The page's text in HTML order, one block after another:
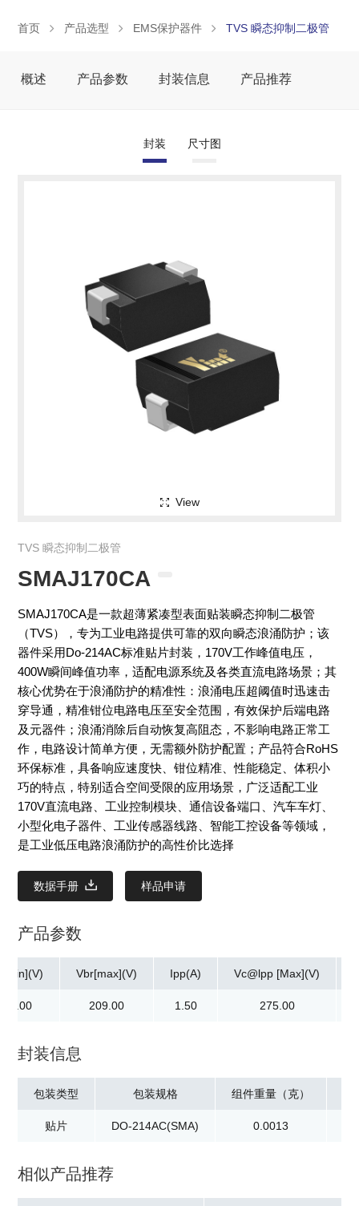
首页 产品选型 EMS保护器件 TVS 瞬态抑制二极管
概述 产品参数 封装信息 产品推荐
封装 尺寸图
View
TVS 瞬态抑制二极管
SMAJ170CA
SMAJ170CA是一款超薄紧凑型表面贴装瞬态抑制二极管
（TVS），专为工业电路提供可靠的双向瞬态浪涌防护；该
器件采用Do-214AC标准贴片封装，170V工作峰值电压，
400W瞬间峰值功率，适配电源系统及各类直流电路场景；其
核心优势在于浪涌防护的精准性：浪涌电压超阈值时迅速击
穿导通，精准钳位电路电压至安全范围，有效保护后端电路
及元器件；浪涌消除后自动恢复高阻态，不影响电路正常工
作，电路设计简单方便，无需额外防护配置；产品符合RoHS
环保标准，具备响应速度快、钳位精准、性能稳定、体积小
巧的特点，特别适合空间受限的应用场景，广泛适配工业
170V直流电路、工业控制模块、通信设备端口、汽车车灯、
小型化电子器件、工业传感器线路、智能工控设备等领域，
是工业低压电路浪涌防护的高性价比选择
数据手册 样品申请
产品参数
Vbr[max](V)
209.00
Ipp(A)
1.50
Vc@lpp [Max](V)
275.00
封装信息
包装类型
贴片
包装规格
DO-214AC(SMA)
组件重量（克）
0.0013
相似产品推荐